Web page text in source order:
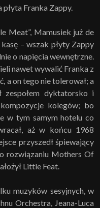
Franka Zappy.
Meat”, Mamusiek już de
– wszak płyty Zappy
o napięcia wewnętrzne.
nawet wywalić Franka z
a on tego nie tolerował; a
zespołem dyktatorsko i
kolegów; bo
w tym samym hotelu co
aż w końcu 1968
przyszedł śpiewający
rozwiązaniu Mothers Of
Little Feat.
muzyków sesyjnych, w
Orchestra, Jeana-Luca